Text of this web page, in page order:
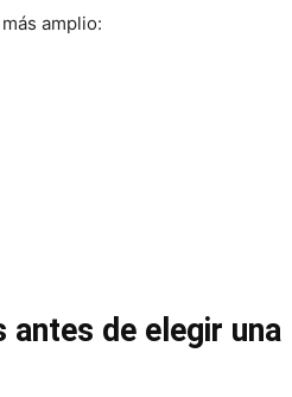
amplio:
antes de elegir una